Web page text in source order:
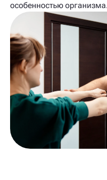
особенностью